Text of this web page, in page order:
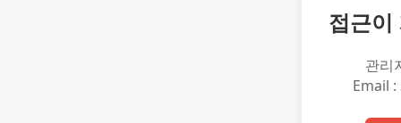
접근이
관리
Email